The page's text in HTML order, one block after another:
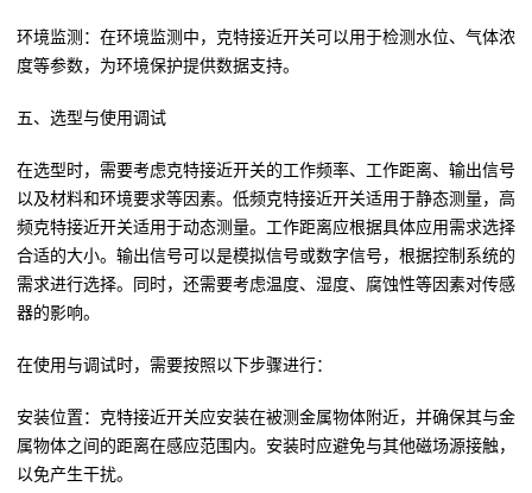
环境监测：在环境监测中，克特接近开关可以用于检测水位、气体浓
度等参数，为环境保护提供数据支持。
五、选型与使用调试
在选型时，需要考虑克特接近开关的工作频率、工作距离、输出信号
以及材料和环境要求等因素。低频克特接近开关适用于静态测量，高
频克特接近开关适用于动态测量。工作距离应根据具体应用需求选择
合适的大小。输出信号可以是模拟信号或数字信号，根据控制系统的
需求进行选择。同时，还需要考虑温度、湿度、腐蚀性等因素对传感
器的影响。
在使用与调试时，需要按照以下步骤进行：
安装位置：克特接近开关应安装在被测金属物体附近，并确保其与金
属物体之间的距离在感应范围内。安装时应避免与其他磁场源接触，
以免产生干扰。